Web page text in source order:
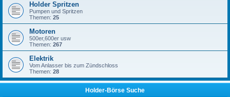
Holder Spritzen
Pumpen und Spritzen
Themen: 25
Motoren
500er,600er usw
Themen: 267
Elektrik
Vom Anlasser bis zum Zündschloss
Themen: 28
Holder-Börse Suche